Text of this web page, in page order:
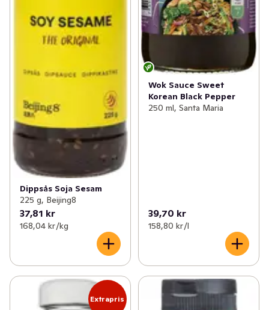
Dippsås Soja Sesam
225 g, Beijing8
37,81 kr
168,04 kr /kg
Wok Sauce Sweet
Korean Black Pepper
250 ml, Santa Maria
39,70 kr
158,80 kr /l
Extrapris